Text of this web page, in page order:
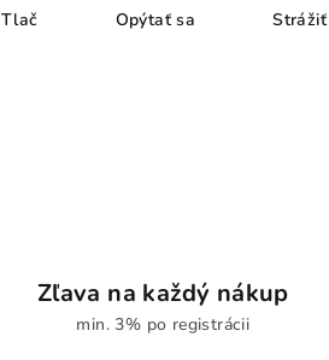
Tlač Opýtať sa Strážiť
Zľava na každý nákup
min. 3% po registrácii